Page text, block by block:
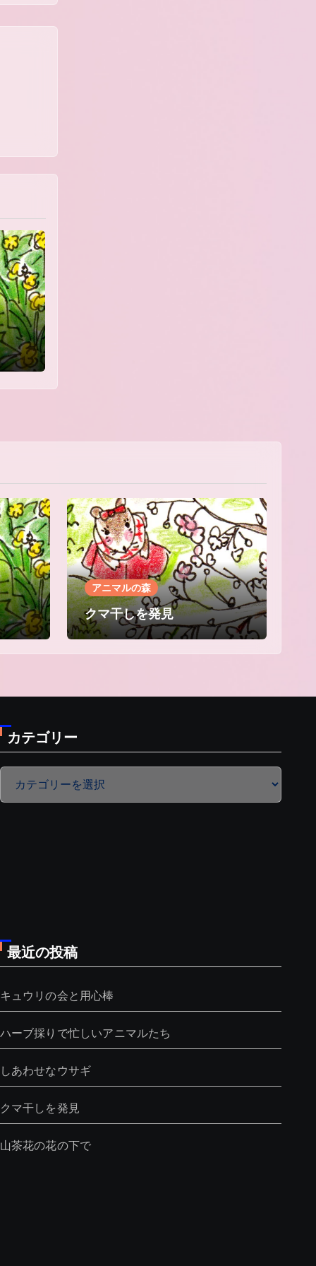
アニマルの森
クマ干しを発見
カテゴリー
最近の投稿
キュウリの会と用心棒
ハーブ採りで忙しいアニマルたち
しあわせなウサギ
クマ干しを発見
山茶花の花の下で